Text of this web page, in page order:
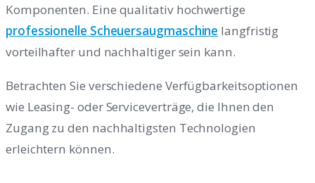
Komponenten. Eine qualitativ hochwertige
professionelle Scheuersaugmaschine langfristig
vorteilhafter und nachhaltiger sein kann.
Betrachten Sie verschiedene Verfügbarkeitsoptionen
wie Leasing- oder Serviceverträge, die Ihnen den
Zugang zu den nachhaltigsten Technologien
erleichtern können.